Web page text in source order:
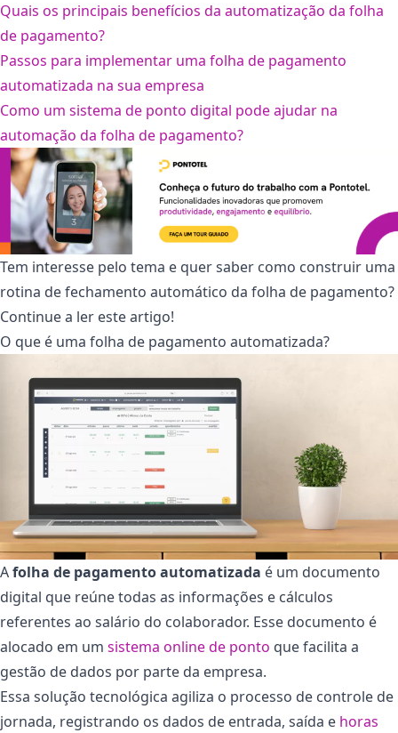
Quais os principais benefícios da automatização da folha
de pagamento?
Passos para implementar uma folha de pagamento
automatizada na sua empresa
Como um sistema de ponto digital pode ajudar na
automação da folha de pagamento?
Tem interesse pelo tema e quer saber como construir uma
rotina de fechamento automático da folha de pagamento?
Continue a ler este artigo!
O que é uma folha de pagamento automatizada?
Afolha de pagamento automatizada é um documento
digital que reúne todas as informações e cálculos
referentes ao salário do colaborador. Esse documento é
alocado em um sistema online de ponto que facilita a
gestão de dados por parte da empresa.
Essa solução tecnológica agiliza o processo de controle de
jornada, registrando os dados de entrada, saída e horas